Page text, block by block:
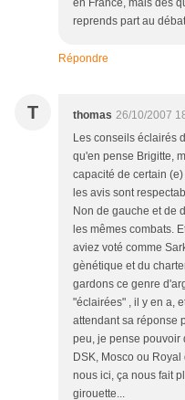
en France, mais dès
reprends part au
Répondre
T thomas 26/10/2007
Les conseils éclairés
qu'en pense Brigitte,
capacité de certain
les avis sont
Non de gauche et de
les mêmes combats.
aviez voté comme
gènétique et du
gardons ce genre
"éclairées" , il y en a,
attendant sa réponse
peu, je pense pouvoir
DSK, Mosco ou
nous ici, ça nous fait
girouette...